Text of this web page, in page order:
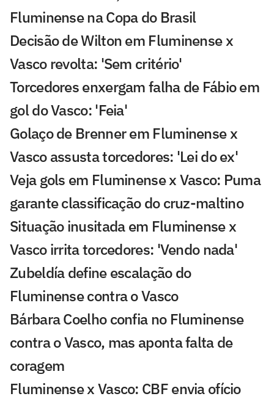
Fluminense na Copa do Brasil
Decisão de Wilton em Fluminense x
Vasco revolta: 'Sem critério'
Torcedores enxergam falha de Fábio em
gol do Vasco: 'Feia'
Golaço de Brenner em Fluminense x
Vasco assusta torcedores: 'Lei do ex'
Veja gols em Fluminense x Vasco: Puma
garante classificação do cruz-maltino
Situação inusitada em Fluminense x
Vasco irrita torcedores: 'Vendo nada'
Zubeldía define escalação do
Fluminense contra o Vasco
Bárbara Coelho confia no Fluminense
contra o Vasco, mas aponta falta de
coragem
Fluminense x Vasco: CBF envia ofício